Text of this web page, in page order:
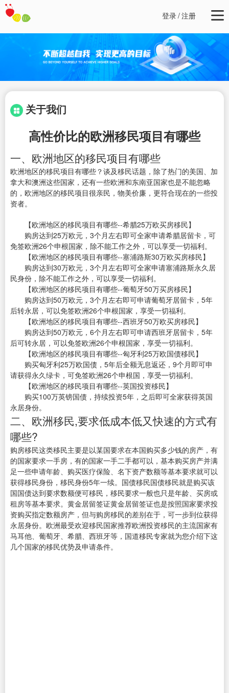
登录/注册
关于我们
高性价比的欧洲移民项目有哪些
一、欧洲地区的移民项目有哪些
欧洲地区的移民项目有哪些？谈及移民话题，除了热门的美国、加
拿大和澳洲这些国家，还有一些欧洲和东南亚国家也是不能忽略
的，欧洲地区的移民项目很亲民，物美价廉，更符合现在的一些投
资者。
【欧洲地区的移民项目有哪些--希腊25万欧买房移民】
购房达到25万欧元，3个月左右即可全家申请希腊居留卡，可
免签欧洲26个申根国家，除不能工作之外，可以享受一切福利。
【欧洲地区的移民项目有哪些--塞浦路斯30万欧买房移民】
购房达到30万欧元，3个月左右即可全家申请塞浦路斯永久居
民身份，除不能工作之外，可以享受一切福利。
【欧洲地区的移民项目有哪些--葡萄牙50万买房移民】
购房达到50万欧元，3个月左右即可申请葡萄牙居留卡，5年
后转永居，可以免签欧洲26个申根国家，享受一切福利。
【欧洲地区的移民项目有哪些--西班牙50万欧买房移民】
购房达到50万欧元，6个月左右即可申请西班牙居留卡，5年
后可转永居，可以免签欧洲26个申根国家，享受一切福利。
【欧洲地区的移民项目有哪些--匈牙利25万欧国债移民】
购买匈牙利25万欧国债，5年后全额无息返还，9个月即可申
请获得永久绿卡，可免签欧洲26个申根国，享受一切福利。
【欧洲地区的移民项目有哪些--英国投资移民】
购买100万英镑国债，持续投资5年，之后即可全家获得英国
永居身份。
二、欧洲移民,要求低成本低又快速的方式有
哪些?
购房移民这类移民主要是以某国要求在本国购买多少钱的房产，有
的国家要求一手房，有的国家一手二手都可以，基本购买房产并满
足一些申请年龄、购买医疗保险、名下资产数额等基本要求就可以
获得移民身份，移民身份5年一续。国债移民国债移民就是购买该
国国债达到要求数额便可移民，移民要求一般也只是年龄、买房或
租房等基本要求。黄金居留签证黄金居留签证也是按照国家要求投
资购买指定数额房产，但与购房移民的差别在于，可一步到位获得
永居身份。欧洲最受欢迎移民国家推荐欧洲投资移民的主流国家有
马耳他、葡萄牙、希腊、西班牙等，国道移民专家就为您介绍下这
几个国家的移民优势及申请条件。